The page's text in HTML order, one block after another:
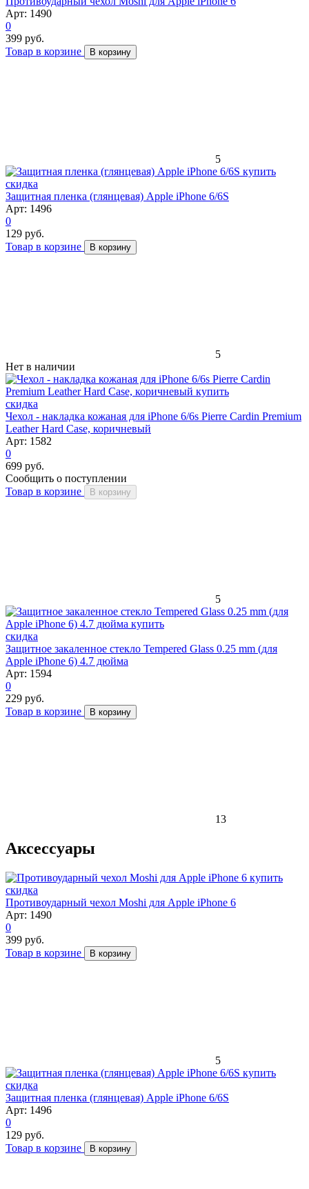
Арт: 1490
0
399 руб.
Товар в корзине
В корзину
5
скидка
Защитная пленка (глянцевая) Apple iPhone 6/6S
Арт: 1496
0
129 руб.
Товар в корзине
В корзину
5
Нет в наличии
скидка
Чехол - накладка кожаная для iPhone 6/6s Pierre Cardin Premium
Leather Hard Case, коричневый
Арт: 1582
0
699 руб.
Сообщить о поступлении
Товар в корзине
В корзину
5
скидка
Защитное закаленное стекло Tempered Glass 0.25 mm (для
Apple iPhone 6) 4.7 дюйма
Арт: 1594
0
229 руб.
Товар в корзине
В корзину
13
Аксессуары
скидка
Противоударный чехол Moshi для Apple iPhone 6
Арт: 1490
0
399 руб.
Товар в корзине
В корзину
5
скидка
Защитная пленка (глянцевая) Apple iPhone 6/6S
Арт: 1496
0
129 руб.
Товар в корзине
В корзину